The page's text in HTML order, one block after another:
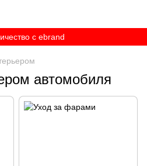
c ebrand
автомобиля